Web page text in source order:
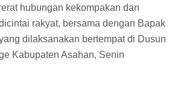
hubungan kekompakan dan
rakyat, bersama dengan Bapak
dilaksanakan bertempat di Dusun
Kabupaten Asahan, Senin